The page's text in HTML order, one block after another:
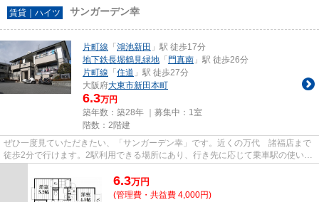
賃貸｜ハイツ サンガーデン幸
片町線 「 鴻池新田 」駅 徒歩17分
地下鉄長堀鶴見緑地 「 門真南 」駅 徒歩26分
片町線 「 住道 」駅 徒歩27分
大阪府大東市新田本町
6.3万円
築年数：築28年 ｜募集中： 1室
階数：2階建
ぜひ一度見ていただきたい、「サンガーデン幸」です。近くの万代 諸福店まで
徒歩2分で行けます。2駅利用できる場所にあり、行き先に応じて乗車駅の使い分
6.3万円
(管理費・共益費 4,000円)